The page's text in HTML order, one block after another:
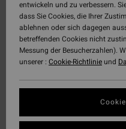
entwickeln und zu verbessern.
dass Sie Cookies, die Ihrer
ablehnen oder sich dagegen
betreffenden Cookies nicht
Messung der Besucherzahlen).
unserer : Cookie-Richtlinieund